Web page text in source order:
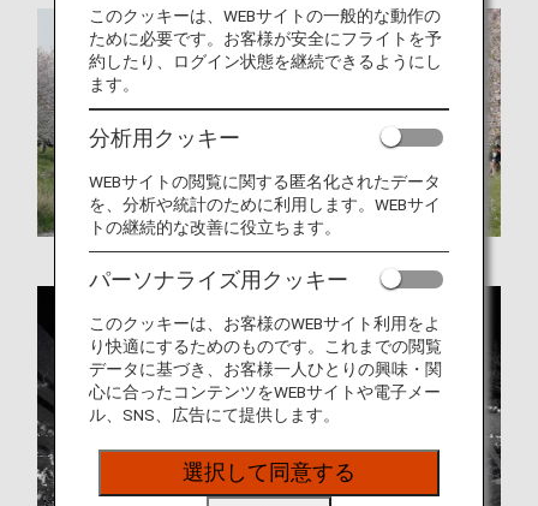
このクッキーは、WEBサイトの一般的な動作の
ために必要です。お客様が安全にフライトを予
約したり、ログイン状態を継続できるようにし
ます。
分析用クッキー
WEBサイトの閲覧に関する匿名化されたデータ
を、分析や統計のために利用します。WEBサイ
トの継続的な改善に役立ちます。
パーソナライズ用クッキー
このクッキーは、お客様のWEBサイト利用をよ
り快適にするためのものです。これまでの閲覧
データに基づき、お客様一人ひとりの興味・関
心に合ったコンテンツをWEBサイトや電子メー
ル、SNS、広告にて提供します。
選択して同意する